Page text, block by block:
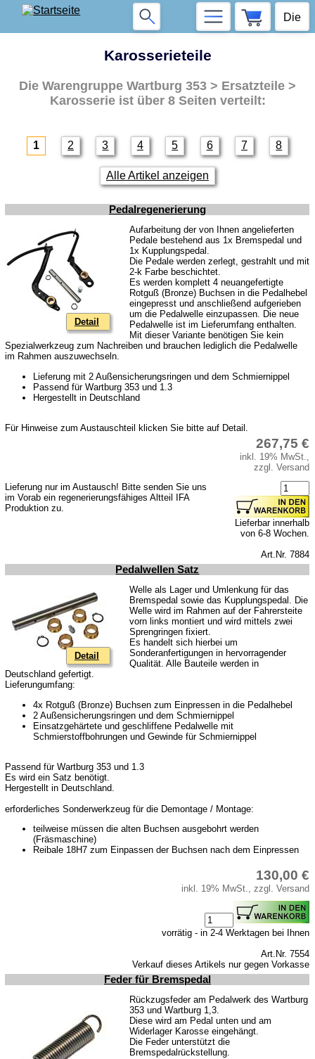
Karosserieteile
Die Warengruppe Wartburg 353 > Ersatzteile >
Karosserieist über 8 Seiten verteilt:
1 2 3 4 5 6 7 8
Alle Artikel anzeigen
Pedalregenerierung
Detail
Aufarbeitung der von Ihnen angelieferten
Pedale bestehend aus 1x Bremspedal und
1x Kupplungspedal.
Die Pedale werden zerlegt, gestrahlt und mit
2-k Farbe beschichtet.
Es werden komplett 4 neuangefertigte
Rotguß (Bronze) Buchsen in die Pedalhebel
eingepresst und anschließend aufgerieben
um die Pedalwelle einzupassen. Die neue
Pedalwelle ist im Lieferumfang enthalten.
Mit dieser Variante benötigen Sie kein
Spezialwerkzeug zum Nachreiben und brauchen lediglich die Pedalwelle
im Rahmen auszuwechseln.
Lieferung mit 2 Außensicherungsringen und dem Schmiernippel
Passend für Wartburg 353 und 1.3
Hergestellt in Deutschland
Für Hinweise zum Austauschteil klicken Sie bitte auf Detail.
Lieferung nur im Austausch! Bitte senden Sie uns
im Vorab ein regenerierungsfähiges Altteil IFA
Produktion zu.
267,75 €
inkl. 19% MwSt.,
zzgl. Versand
Lieferbar innerhalb
von 6-8 Wochen.
Art.Nr. 7884
Pedalwellen Satz
Detail
Welle als Lager und Umlenkung für das
Bremspedal sowie das Kupplungspedal. Die
Welle wird im Rahmen auf der Fahrersteite
vorn links montiert und wird mittels zwei
Sprengringen fixiert.
Es handelt sich hierbei um
Sonderanfertigungen in hervorragender
Qualität. Alle Bauteile werden in
Deutschland gefertigt.
Lieferungumfang:
4x Rotguß (Bronze) Buchsen zum Einpressen in die Pedalhebel
2 Außensicherungsringen und dem Schmiernippel
Einsatzgehärtete und geschliffene Pedalwelle mit
Schmierstoffbohrungen und Gewinde für Schmiernippel
Passend für Wartburg 353 und 1.3
Es wird ein Satz benötigt.
Hergestellt in Deutschland.
erforderliches Sonderwerkzeug für die Demontage / Montage:
teilweise müssen die alten Buchsen ausgebohrt werden
(Fräsmaschine)
Reibale 18H7 zum Einpassen der Buchsen nach dem Einpressen
130,00 €
inkl. 19% MwSt., zzgl. Versand
vorrätig - in 2-4 Werktagen bei Ihnen
Art.Nr. 7554
Verkauf dieses Artikels nur gegen Vorkasse
Feder für Bremspedal
Rückzugsfeder am Pedalwerk des Wartburg
353 und Wartburg 1,3.
Diese wird am Pedal unten und am
Widerlager Karosse eingehängt.
Die Feder unterstützt die
Bremspedalrückstellung.